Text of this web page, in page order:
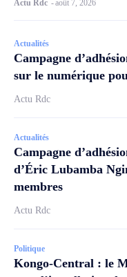
Actu Rdc -août 7, 2026
Actualités
Campagne
sur le numérique
Actu Rdc
Actualités
Campagne
d’Éric Lubamba
membres
Actu Rdc
Politique
Kongo-Central : le